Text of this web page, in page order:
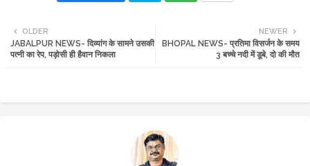
tte ats
NEWER
BHOPAL NEWS- प्रतिमा विसर्जन के समय
3 बच्चे नदी में डूबे, दो की मौत
OLDER
JABALPUR NEWS- दिव्यांग के सामने उसकी
पत्नी का रेप, पड़ोसी ही हैवान निकला